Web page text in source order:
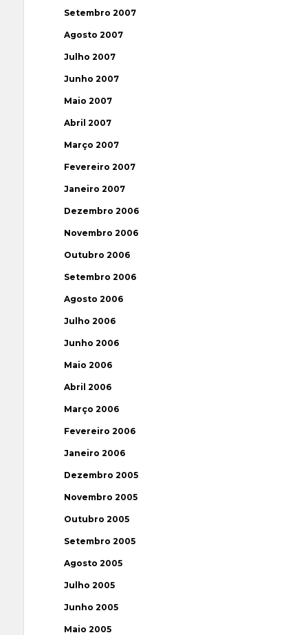
Setembro 2007
Agosto 2007
Julho 2007
Junho 2007
Maio 2007
Abril 2007
Março 2007
Fevereiro 2007
Janeiro 2007
Dezembro 2006
Novembro 2006
Outubro 2006
Setembro 2006
Agosto 2006
Julho 2006
Junho 2006
Maio 2006
Abril 2006
Março 2006
Fevereiro 2006
Janeiro 2006
Dezembro 2005
Novembro 2005
Outubro 2005
Setembro 2005
Agosto 2005
Julho 2005
Junho 2005
Maio 2005